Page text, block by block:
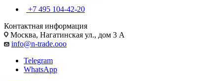
+7 495 104-42-20
Контактная информация
Москва, Нагатинская ул., дом 3 А
info@n-trade.ooo
Telegram
WhatsApp